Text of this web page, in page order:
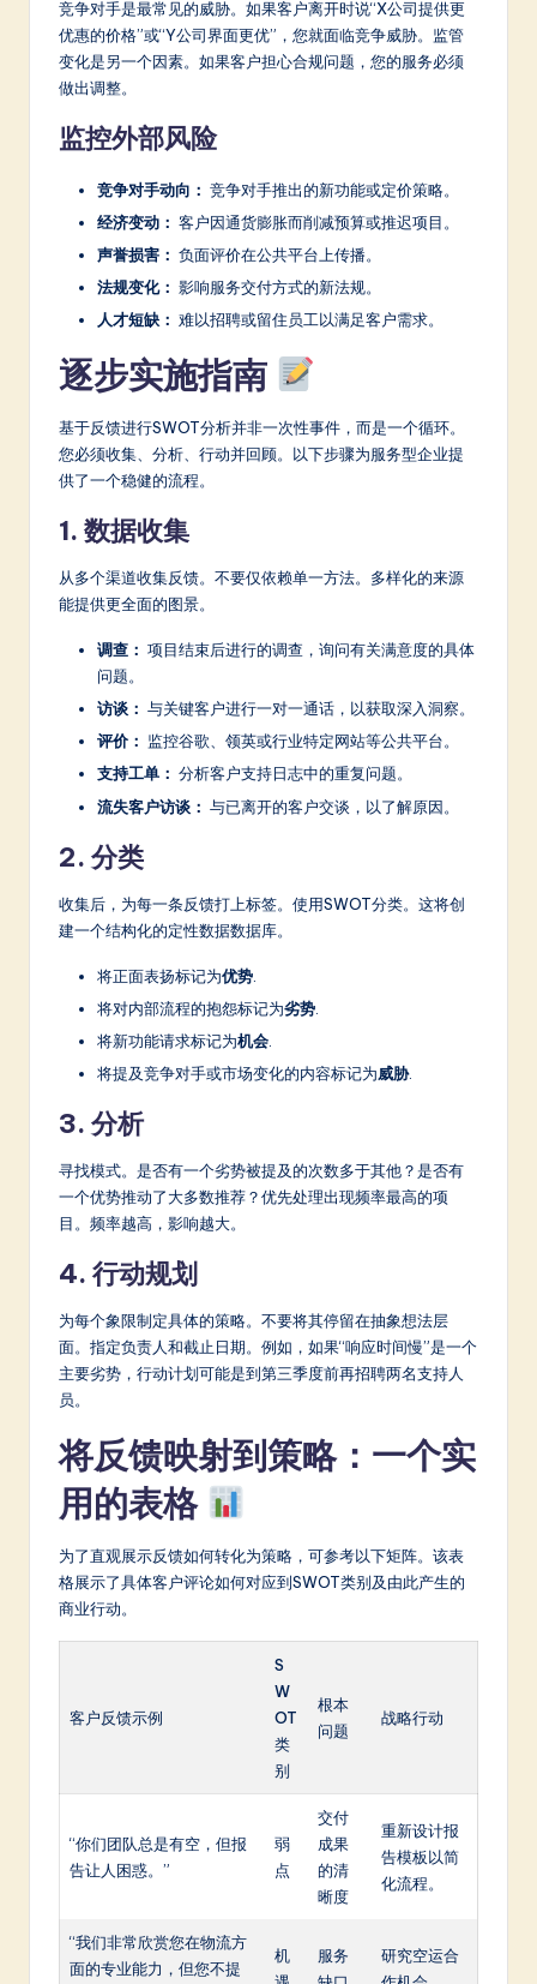
竞争对手是最常见的威胁。如果客户离开时说“X公司提供更
优惠的价格”或“Y公司界面更优”，您就面临竞争威胁。监管
变化是另一个因素。如果客户担心合规问题，您的服务必须
做出调整。
监控外部风险
竞争对手动向： 竞争对手推出的新功能或定价策略。
经济变动： 客户因通货膨胀而削减预算或推迟项目。
声誉损害： 负面评价在公共平台上传播。
法规变化： 影响服务交付方式的新法规。
人才短缺： 难以招聘或留住员工以满足客户需求。
逐步实施指南
基于反馈进行SWOT分析并非一次性事件，而是一个循环。
您必须收集、分析、行动并回顾。以下步骤为服务型企业提
供了一个稳健的流程。
1. 数据收集
从多个渠道收集反馈。不要仅依赖单一方法。多样化的来源
能提供更全面的图景。
调查： 项目结束后进行的调查，询问有关满意度的具体
问题。
访谈： 与关键客户进行一对一通话，以获取深入洞察。
评价： 监控谷歌、领英或行业特定网站等公共平台。
支持工单： 分析客户支持日志中的重复问题。
流失客户访谈： 与已离开的客户交谈，以了解原因。
2. 分类
收集后，为每一条反馈打上标签。使用SWOT分类。这将创
建一个结构化的定性数据数据库。
将正面表扬标记为优势
将对内部流程的抱怨标记为劣势
将新功能请求标记为机会
将提及竞争对手或市场变化的内容标记为威胁.
3. 分析
寻找模式。是否有一个劣势被提及的次数多于其他？是否有
一个优势推动了大多数推荐？优先处理出现频率最高的项
目。频率越高，影响越大。
4. 行动规划
为每个象限制定具体的策略。不要将其停留在抽象想法层
面。指定负责人和截止日期。例如，如果“响应时间慢”是一个
主要劣势，行动计划可能是到第三季度前再招聘两名支持人
员。
将反馈映射到策略：一个实
用的表格
为了直观展示反馈如何转化为策略，可参考以下矩阵。该表
格展示了具体客户评论如何对应到SWOT类别及由此产生的
商业行动。
客户反馈示例
S
W
OT
类
别
根本
问题
战略行动
“你们团队总是有空，但报
告让人困惑。”
弱
点
交付
成果
的清
晰度
重新设计报
告模板以简
化流程。
“我们非常欣赏您在物流方
面的专业能力，但您不提
机
服务
研究空运合